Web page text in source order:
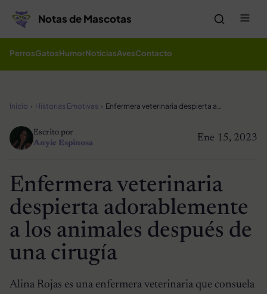
Notas de Mascotas
PerrosGatosHumorNoticiasAvesContacto
Inicio Historias Emotivas Enfermera veterinaria despierta adorablemente a los animales después de una cirugía
Ene 15, 2023
Escrito por
Anyie Espinosa
Enfermera veterinaria
despierta adorablemente
a los animales después de
una cirugía
Alina Rojas es una enfermera veterinaria que consuela